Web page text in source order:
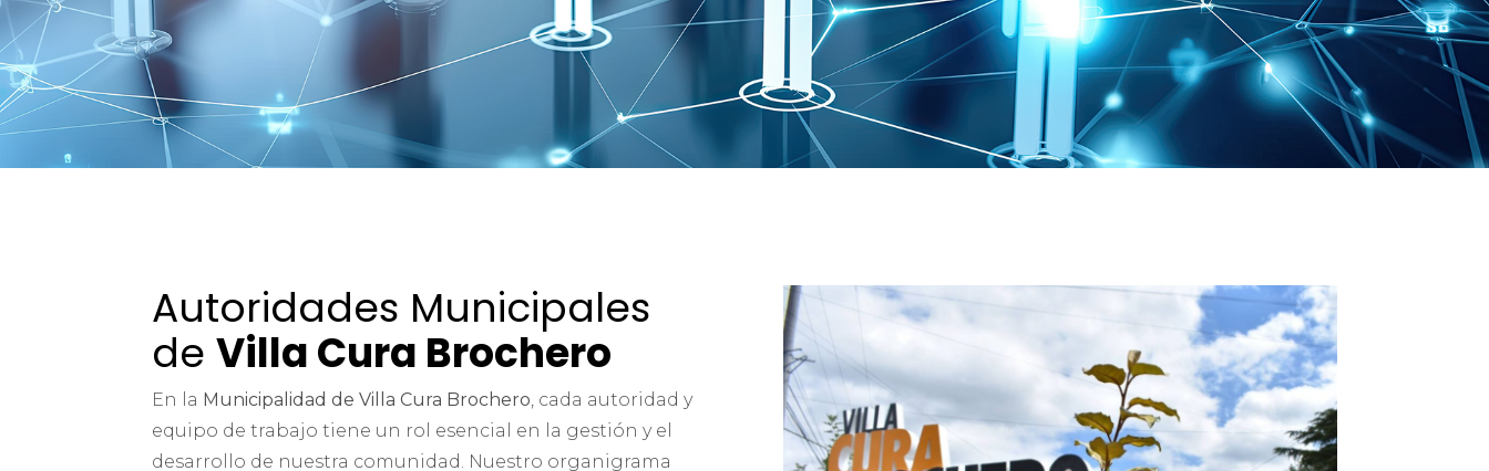
Autoridades Municipales
de Villa Cura Brochero
En la Municipalidad de Villa Cura Brochero, cada autoridad y
equipo de trabajo tiene un rol esencial en la gestión y el
desarrollo de nuestra comunidad. Nuestro organigrama